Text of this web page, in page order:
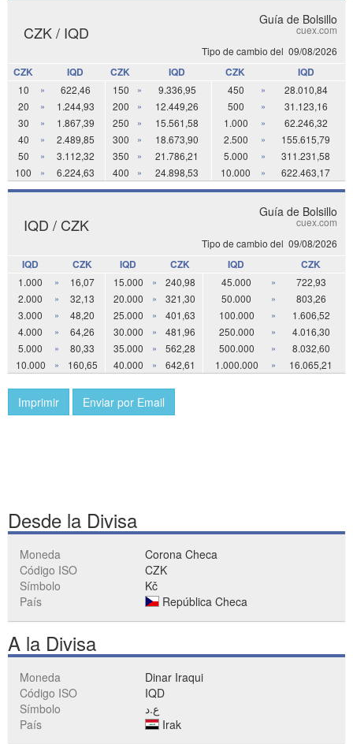
Guía de Bolsillo
cuex.com
Tipo de cambio del 09/08/2026
CZK / IQD
CZK IQD CZK IQD CZK IQD
10 » 622,46 150 » 9.336,95 450 »
28.010,84
20
» 1.244,93 200 » 12.449,26 500 »
31.123,16
30
» 1.867,39 250 » 15.561,58 1.000 »
62.246,32
40
» 2.489,85 300 » 18.673,90 2.500 »
155.615,79
50
» 3.112,32 350 » 21.786,21 5.000 »
311.231,58
100
» 6.224,63 400 » 24.898,53 10.000 » 622.463,17
Guía de Bolsillo
cuex.com
Tipo de cambio del 09/08/2026
IQD / CZK
IQD CZK IQD CZK IQD CZK
1.000 » 16,07 15.000 » 240,98 45.000 »
722,93
2.000
» 32,13 20.000 » 321,30 50.000 »
803,26
3.000
» 48,20 25.000 » 401,63 100.000 »
1.606,52
4.000
» 64,26 30.000 » 481,96 250.000 »
4.016,30
5.000
» 80,33 35.000 » 562,28 500.000 »
8.032,60
10.000
» 160,65 40.000 » 642,61 1.000.000 » 16.065,21
Imprimir Enviar por Email
Desde la Divisa
Moneda
Corona Checa
Código ISO
CZK
Símbolo
Kč
País
República Checa
A la Divisa
Moneda
Dinar Iraqui
Código ISO
IQD
Símbolo
ع.د
País
Irak